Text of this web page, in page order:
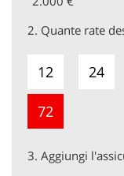
2. Quante rate
12 24
72
3. Aggiungi